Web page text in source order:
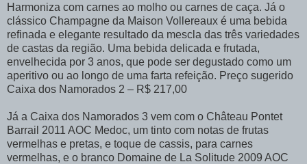
Harmoniza com carnes ao molho ou carnes de caça. Já o
clássico Champagne da Maison Vollereaux é uma bebida
refinada e elegante resultado da mescla das três variedades
de castas da região. Uma bebida delicada e frutada,
envelhecida por 3 anos, que pode ser degustado como um
aperitivo ou ao longo de uma farta refeição. Preço sugerido
Caixa dos Namorados 2 – R$ 217,00
Já a Caixa dos Namorados 3 vem com o Château Pontet
Barrail 2011 AOC Medoc, um tinto com notas de frutas
vermelhas e pretas, e toque de cassis, para carnes
vermelhas, e o branco Domaine de La Solitude 2009 AOC